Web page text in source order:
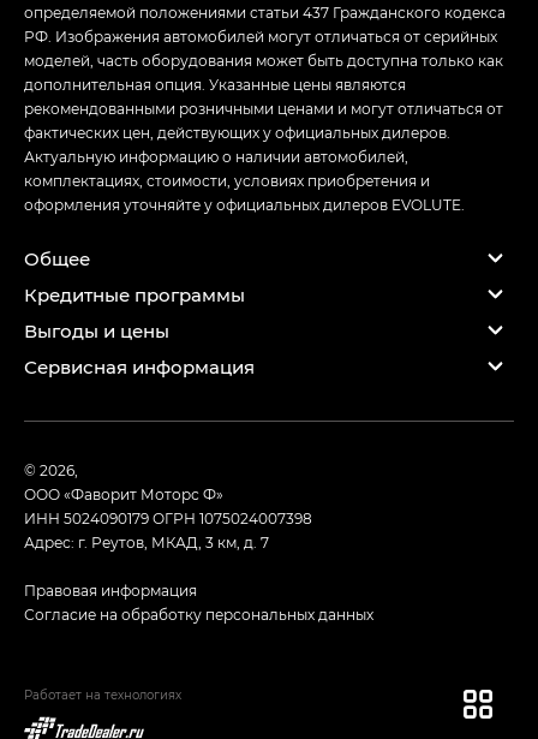
определяемой положениями статьи 437 Гражданского кодекса
РФ. Изображения автомобилей могут отличаться от серийных
моделей, часть оборудования может быть доступна только как
дополнительная опция. Указанные цены являются
рекомендованными розничными ценами и могут отличаться от
фактических цен, действующих у официальных дилеров.
Актуальную информацию о наличии автомобилей,
комплектациях, стоимости, условиях приобретения и
оформления уточняйте у официальных дилеров EVOLUTE.
Общее
Кредитные программы
Выгоды и цены
Сервисная информация
© 2026,
ООО «Фаворит Моторс Ф»
ИНН 5024090179ОГРН 1075024007398
Адрес: г. Реутов, МКАД, 3 км, д. 7
Правовая информация
Согласие на обработку персональных данных
Работает на технологиях